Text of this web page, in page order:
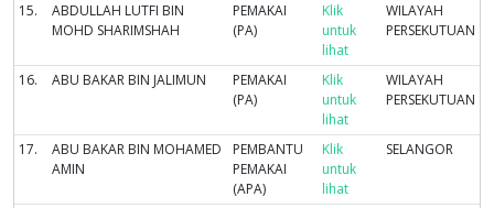
15.
ABDULLAH LUTFI BIN
MOHD SHARIMSHAH
PEMAKAI
(PA)
Klik
untuk
lihat
WILAYAH
PERSEKUTUAN
16. ABU BAKAR BIN JALIMUN
PEMAKAI
(PA)
Klik
untuk
lihat
WILAYAH
PERSEKUTUAN
17.
ABU BAKAR BIN MOHAMED
AMIN
PEMBANTU
PEMAKAI
(APA)
Klik
untuk
lihat
SELANGOR